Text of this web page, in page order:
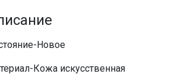
Новое
Кожа искусственная